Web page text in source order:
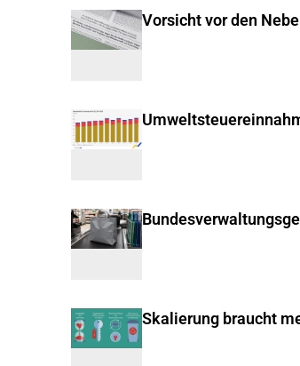
Vorsicht vor den
Skalierung braucht